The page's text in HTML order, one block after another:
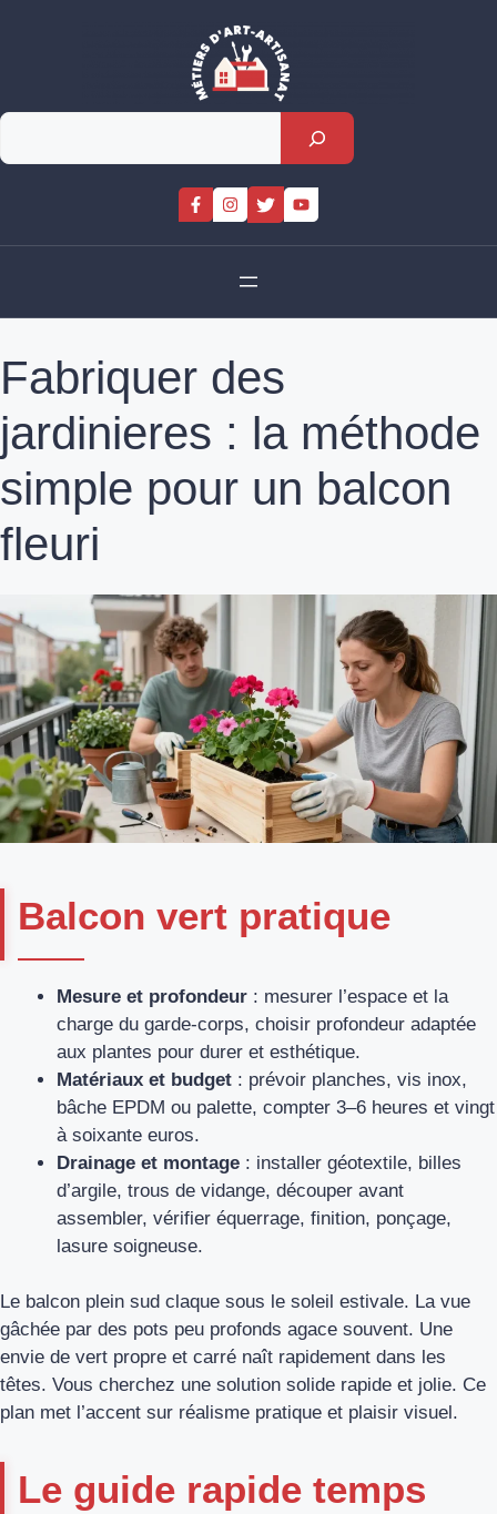
Rechercher
Fabriquer des
jardinieres : la méthode
simple pour un balcon
fleuri
Balcon vert pratique
Mesure et profondeur : mesurer l’espace et la
charge du garde-corps, choisir profondeur adaptée
aux plantes pour durer et esthétique.
Matériaux et budget : prévoir planches, vis inox,
bâche EPDM ou palette, compter 3–6 heures et vingt
à soixante euros.
Drainage et montage : installer géotextile, billes
d’argile, trous de vidange, découper avant
assembler, vérifier équerrage, finition, ponçage,
lasure soigneuse.
Le balcon plein sud claque sous le soleil estivale. La vue
gâchée par des pots peu profonds agace souvent. Une
envie de vert propre et carré naît rapidement dans les
têtes. Vous cherchez une solution solide rapide et jolie. Ce
plan met l’accent sur réalisme pratique et plaisir visuel.
Le guide rapide temps